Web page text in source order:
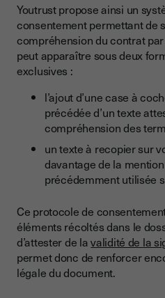
Youtrust propose ainsi un
consentement permettant de
compréhension du contrat
peut apparaître sous deux
exclusives :
l’ajout d’une case à
précédée d’un texte
compréhension des
un texte à recopier sur
davantage de la
précédemment utilisée
Ce protocole de
éléments récoltés dans le
d’attester de lavalidité de la
permet donc de renforcer
légale du document.